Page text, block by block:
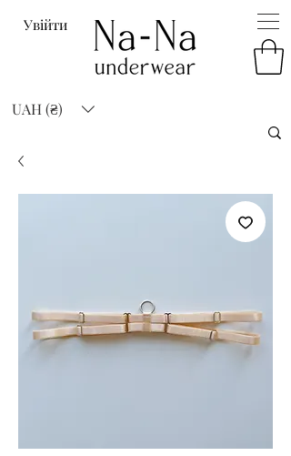
Увійти
UAH (₴)